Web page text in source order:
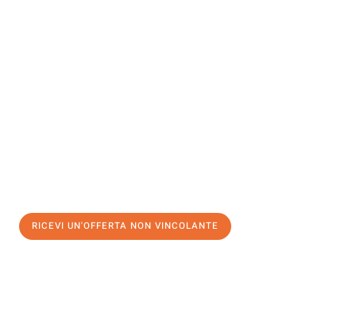
RICEVI UN'OFFERTA NON VINCOLANTE